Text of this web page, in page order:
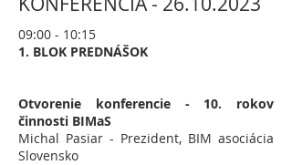
09:00 - 10:15
1. BLOK PREDNÁŠOK
Otvorenie konferencie - 10. rokov
činnosti BIMaS
Michal Pasiar - Prezident, BIM asociácia
Slovensko